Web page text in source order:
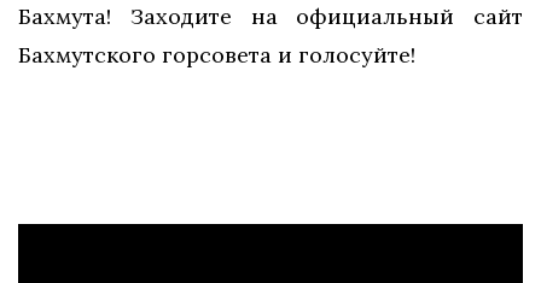
Бахмута! Заходите на официальный сайт
Бахмутского горсовета и голосуйте!